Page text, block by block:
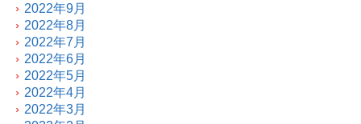
2022年9月
2022年8月
2022年7月
2022年6月
2022年5月
2022年4月
2022年3月